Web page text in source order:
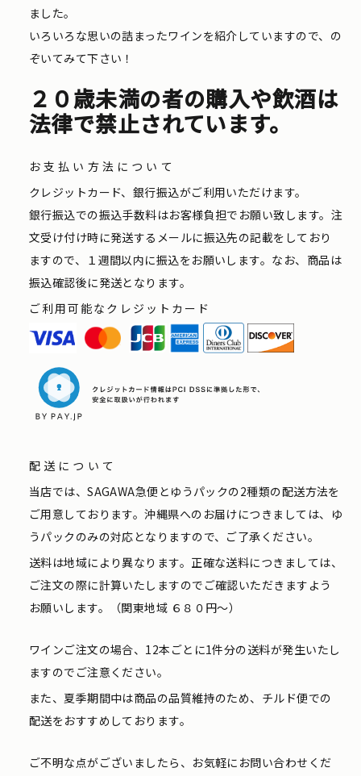
ました。
いろいろな思いの詰まったワインを紹介していますので、の
ぞいてみて下さい！
２０歳未満の者の購入や飲酒は
法律で禁止されています。
お支払い方法について
クレジットカード、銀行振込がご利用いただけます。
銀行振込での振込手数料はお客様負担でお願い致します。注
文受け付け時に発送するメールに振込先の記載をしており
ますので、１週間以内に振込をお願いします。なお、商品は
振込確認後に発送となります。
ご利用可能なクレジットカード
配送について
当店では、SAGAWA急便とゆうパックの2種類の配送方法を
ご用意しております。沖縄県へのお届けにつきましては、ゆ
うパックのみの対応となりますので、ご了承ください。
送料は地域により異なります。正確な送料につきましては、
ご注文の際に計算いたしますのでご確認いただきますよう
お願いします。（関東地域 ６８０円〜）
ワインご注文の場合、12本ごとに1件分の送料が発生いたし
ますのでご注意ください。
また、夏季期間中は商品の品質維持のため、チルド便での
配送をおすすめしております。
ご不明な点がございましたら、お気軽にお問い合わせくだ